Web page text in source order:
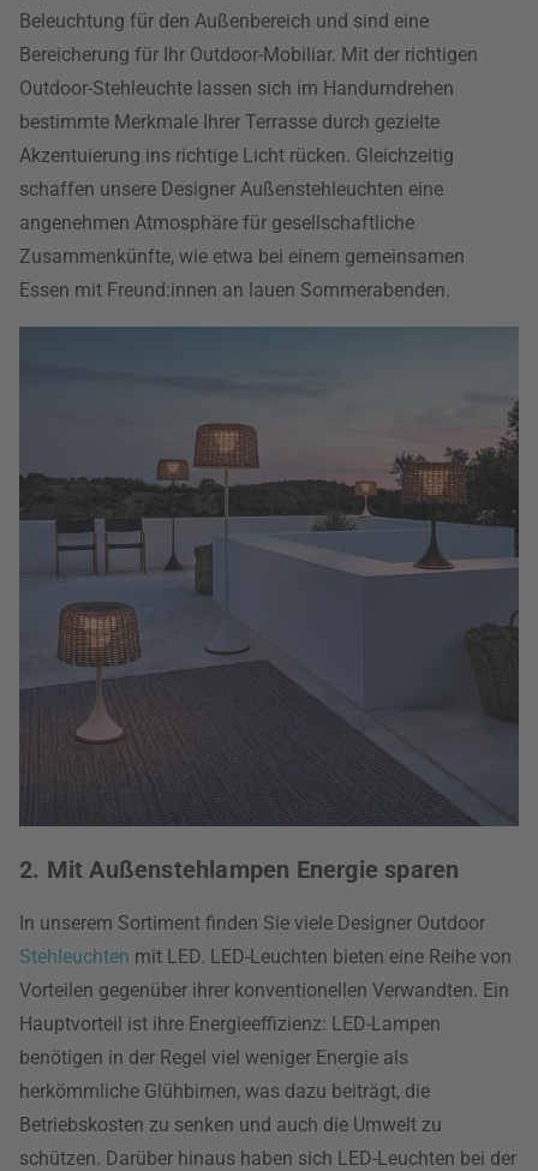
Beleuchtung für den Außenbereich und sind eine
Bereicherung für Ihr Outdoor-Mobiliar. Mit der richtigen
Outdoor-Stehleuchte lassen sich im Handumdrehen
bestimmte Merkmale Ihrer Terrasse durch gezielte
Akzentuierung ins richtige Licht rücken. Gleichzeitig
schaffen unsere Designer Außenstehleuchten eine
angenehmen Atmosphäre für gesellschaftliche
Zusammenkünfte, wie etwa bei einem gemeinsamen
Essen mit Freund:innen an lauen Sommerabenden.
2. Mit Außenstehlampen Energie sparen
In unserem Sortiment finden Sie viele Designer Outdoor
Stehleuchten mit LED. LED-Leuchten bieten eine Reihe von
Vorteilen gegenüber ihrer konventionellen Verwandten. Ein
Hauptvorteil ist ihre Energieeffizienz: LED-Lampen
benötigen in der Regel viel weniger Energie als
herkömmliche Glühbirnen, was dazu beiträgt, die
Betriebskosten zu senken und auch die Umwelt zu
schützen. Darüber hinaus haben sich LED-Leuchten bei der